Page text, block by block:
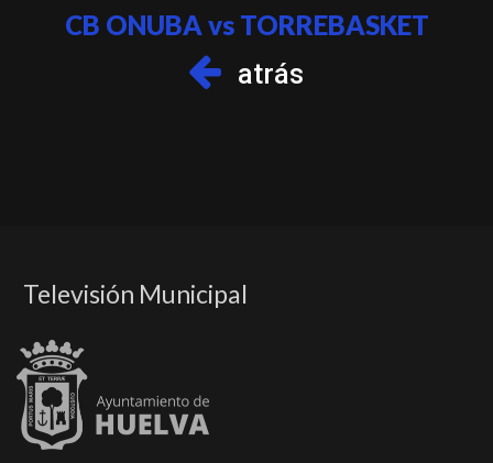
CB ONUBA vs TORREBASKET
atrás
Televisión Municipal